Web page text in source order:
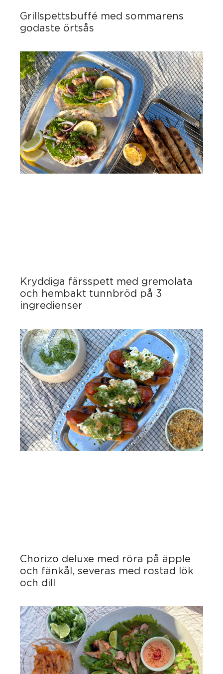
Grillspettsbuffé med sommarens
godaste örtsås
Kryddiga färsspett med gremolata
och hembakt tunnbröd på 3
ingredienser
Chorizo deluxe med röra på äpple
och fänkål, severas med rostad lök
och dill